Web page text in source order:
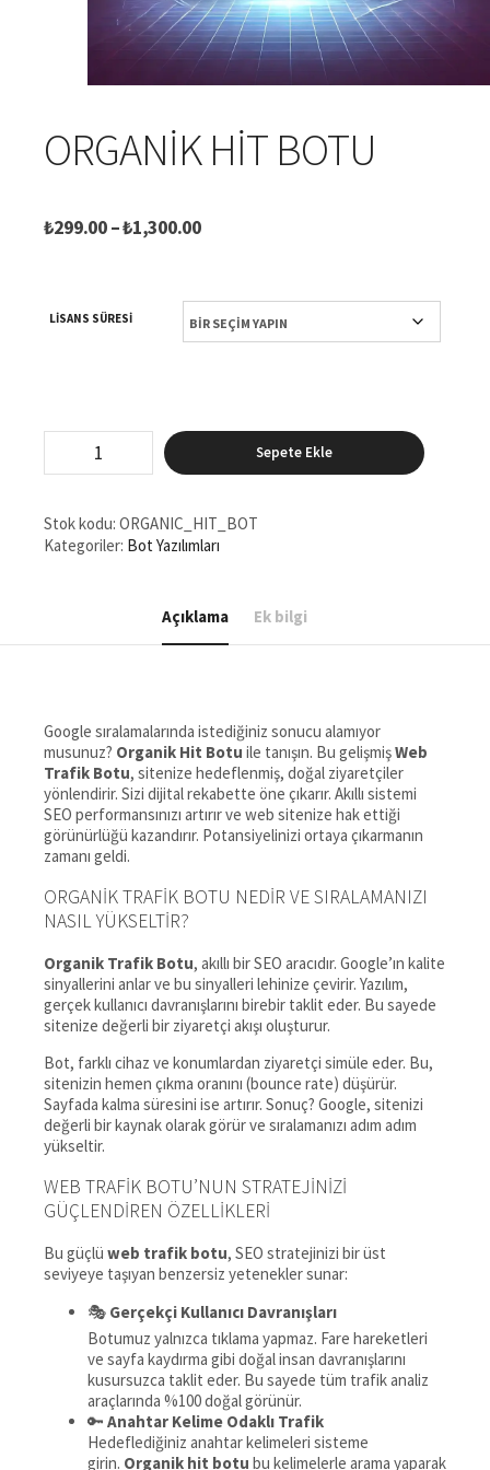
ORGANIK HIT BOTU
₺299.00–₺1,300.00Fiyat
-
₺1,300.00
LISANS SÜRESI
Botu
Sepete Ekle
Stok kodu: ORGANIC_HIT_BOT
Kategoriler: Bot Yazılımları
Açıklama Ek bilgi
Google sıralamalarında istediğiniz sonucu alamıyor
musunuz? Organik Hit Botu ile tanışın. Bu gelişmişWeb
Trafik Botu, sitenize hedeflenmiş, doğal ziyaretçiler
yönlendirir. Sizi dijital rekabette öne çıkarır. Akıllı sistemi
SEO performansınızı artırır ve web sitenize hak ettiği
görünürlüğü kazandırır. Potansiyelinizi ortaya çıkarmanın
zamanı geldi.
ORGANIK TRAFIK BOTU NEDIR VE SIRALAMANIZI
NASIL YÜKSELTIR?
Organik Trafik Botu, akıllı bir SEO aracıdır. Google’ın kalite
sinyallerini anlar ve bu sinyalleri lehinize çevirir. Yazılım,
gerçek kullanıcı davranışlarını birebir taklit eder. Bu sayede
sitenize değerli bir ziyaretçi akışı oluşturur.
Bot, farklı cihaz ve konumlardan ziyaretçi simüle eder. Bu,
sitenizin hemen çıkma oranını (bounce rate) düşürür.
Sayfada kalma süresini ise artırır. Sonuç? Google, sitenizi
değerli bir kaynak olarak görür ve sıralamanızı adım adım
yükseltir.
WEB TRAFIK BOTU’NUN STRATEJINIZI
GÜÇLENDIREN ÖZELLIKLERI
Bu güçlü web trafik botu, SEO stratejinizi bir üst
seviyeye taşıyan benzersiz yetenekler sunar:
🎭 Gerçekçi Kullanıcı Davranışları
Botumuz yalnızca tıklama yapmaz. Fare hareketleri
ve sayfa kaydırma gibi doğal insan davranışlarını
kusursuzca taklit eder. Bu sayede tüm trafik analiz
araçlarında %100 doğal görünür.
🔑 Anahtar Kelime Odaklı Trafik
Hedeflediğiniz anahtar kelimeleri sisteme
girin. Organik hit botu bu kelimelerle arama yaparak